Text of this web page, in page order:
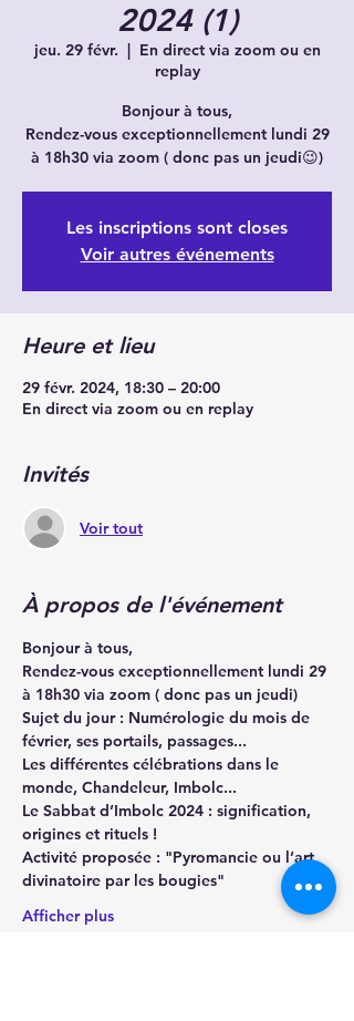
2024 (1)
jeu. 29 févr.
  |
En direct via zoom ou en
replay
Bonjour à tous,
Rendez-vous exceptionnellement lundi 29
Les inscriptions sont closes
Voir autres événements
Heure et lieu
29 févr. 2024, 18:30 – 20:00
En direct via zoom ou en replay
Invités
Voir tout
À propos de l'événement
Bonjour à tous,
Rendez-vous exceptionnellement lundi 29
à 18h30 via zoom ( donc pas un jeudi)
Sujet du jour : Numérologie du mois de
février, ses portails, passages...
Les différentes célébrations dans le
monde, Chandeleur, Imbolc...
️Le Sabbat d’Imbolc 2024 : signification,
origines et rituels !
Activité proposée : "Pyromancie ou l’art
divinatoire par les bougies"
Afficher plus